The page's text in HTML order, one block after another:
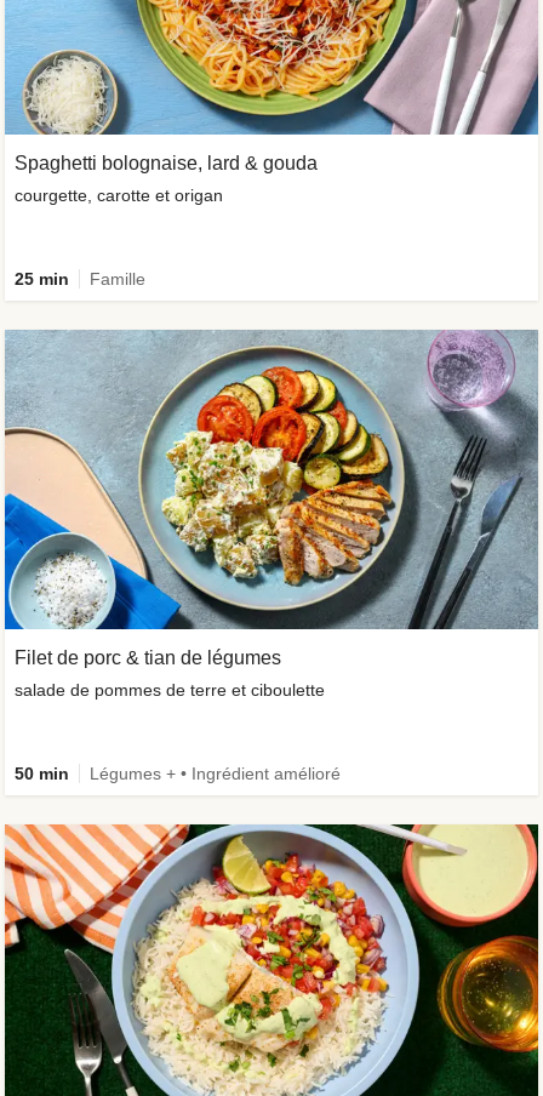
Spaghetti bolognaise, lard & gouda
courgette, carotte et origan
25 min Famille
Filet de porc & tian de légumes
salade de pommes de terre et ciboulette
50 min Légumes + • Ingrédient amélioré